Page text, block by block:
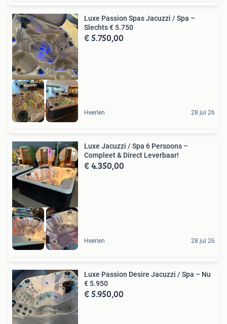
weg = weg
Luxe Passion Spas Jacuzzi / Spa –
Slechts € 5.750
€ 5.750,00
Heerlen 28 jul 26
weg = weg
Luxe Jacuzzi / Spa 6 Persoons –
Compleet & Direct Leverbaar!
€ 4.350,00
Heerlen 28 jul 26
Luxe Passion Desire Jacuzzi / Spa – Nu
€ 5.950
€ 5.950,00